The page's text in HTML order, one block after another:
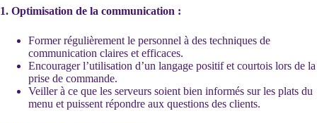
1. Optimisation de la communication :
Former régulièrement le personnel à des techniques de
communication claires et efficaces.
Encourager l’utilisation d’un langage positif et courtois lors de la
prise de commande.
Veiller à ce que les serveurs soient bien informés sur les plats du
menu et puissent répondre aux questions des clients.